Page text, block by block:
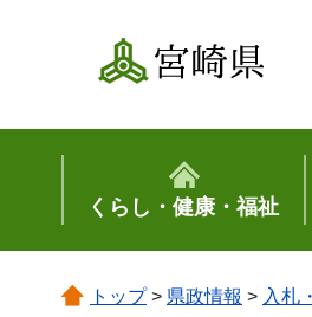
宮崎県
くらし・健康・福祉
トップ> 県政情報 > 入札